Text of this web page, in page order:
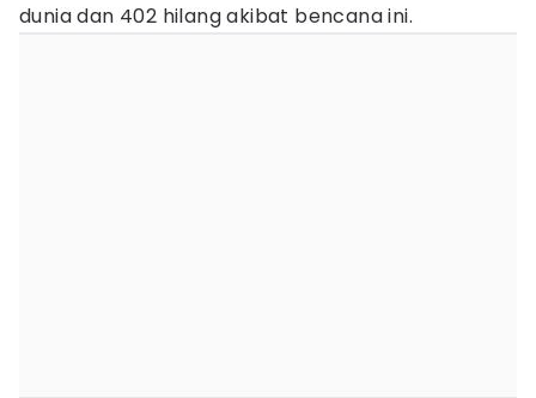
dunia dan 402 hilang akibat bencana ini.